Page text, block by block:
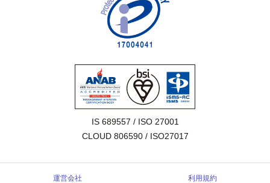
IS 689557 / ISO 27001
CLOUD 806590 / ISO27017
運営会社 利用規約